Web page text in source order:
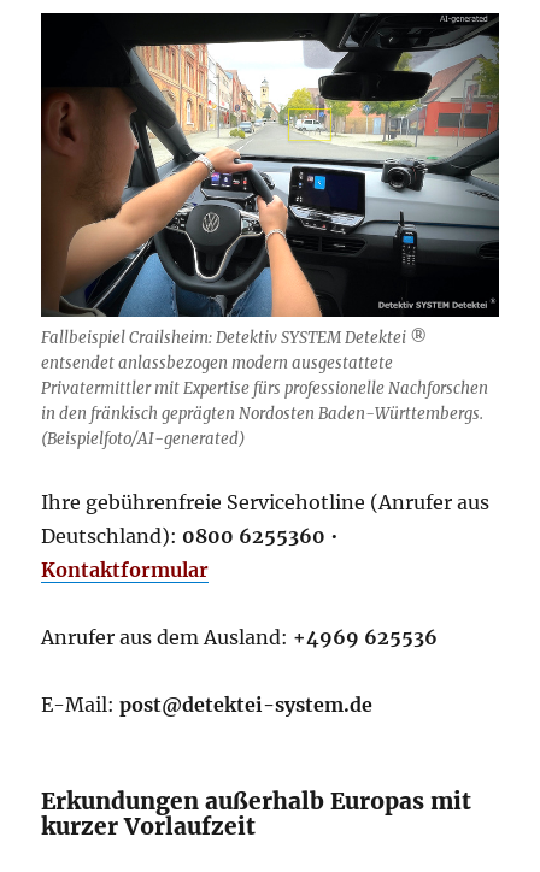
Fallbeispiel Crailsheim: Detektiv SYSTEM Detektei ®
entsendet anlassbezogen modern ausgestattete
Privatermittler mit Expertise fürs professionelle Nachforschen
in den fränkisch geprägten Nordosten Baden-Württembergs.
(Beispielfoto/AI-generated)
Ihre gebührenfreie Servicehotline (Anrufer aus
Deutschland): 0800 6255360 •
Kontaktformular
Anrufer aus dem Ausland: +4969 625536
E-Mail:post@detektei-system.de
Erkundungen außerhalb Europas mit
kurzer Vorlaufzeit